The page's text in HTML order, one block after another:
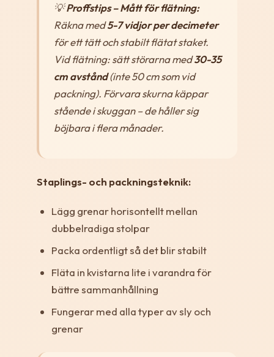
💡Proffstips – Mått för flätning:
Räkna med5-7 vidjor per decimeter
för ett tätt och stabilt flätat staket.
Vid flätning: sätt störarna med30-35
cm avstånd(inte 50 cm som vid
packning). Förvara skurna käppar
stående i skuggan – de håller sig
böjbara i flera månader.
Staplings- och packningsteknik:
Lägg grenar horisontellt mellan
dubbelradiga stolpar
Packa ordentligt så det blir stabilt
Fläta in kvistarna lite i varandra för
bättre sammanhållning
Fungerar med alla typer av sly och
grenar